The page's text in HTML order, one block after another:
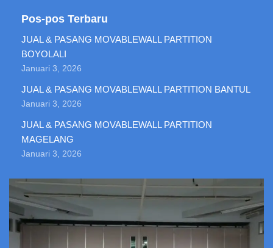
Pos-pos Terbaru
JUAL & PASANG MOVABLEWALL PARTITION
BOYOLALI
Januari 3, 2026
JUAL & PASANG MOVABLEWALL PARTITION BANTUL
Januari 3, 2026
JUAL & PASANG MOVABLEWALL PARTITION
MAGELANG
Januari 3, 2026